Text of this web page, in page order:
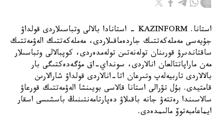
استانا. KAZINFORM - استانادا بالالى وتباسىلاردى قولداۋ
جۇيەسى مەملەكەتتىك جاردەماقىلاردى، مەملەكەتتىك الەۋمەتتىك
ساقتاندىرۋ قورىنان تولەنەتىن تولەمدەردى، كوپبالالى وتباسىلار
مەن ماراپاتتالعان انالاردى، سونداي-اق مۇگەدەكتىگى بار
بالالاردى تاربيەلەپ وتىرعان اتا-انالاردى قولداۋ شارالارىن
قامتيدى. بۇل تۋرالى استانا قالاسى بويىنشا الەۋمەتتىك قورعاۋ
سالاسىندا رەتتەۋ جانە باقىلاۋ دەپارتامەنتىنىڭ باسشىسى اسقار
ايماعامبەتوۆ مالىمدەدى.